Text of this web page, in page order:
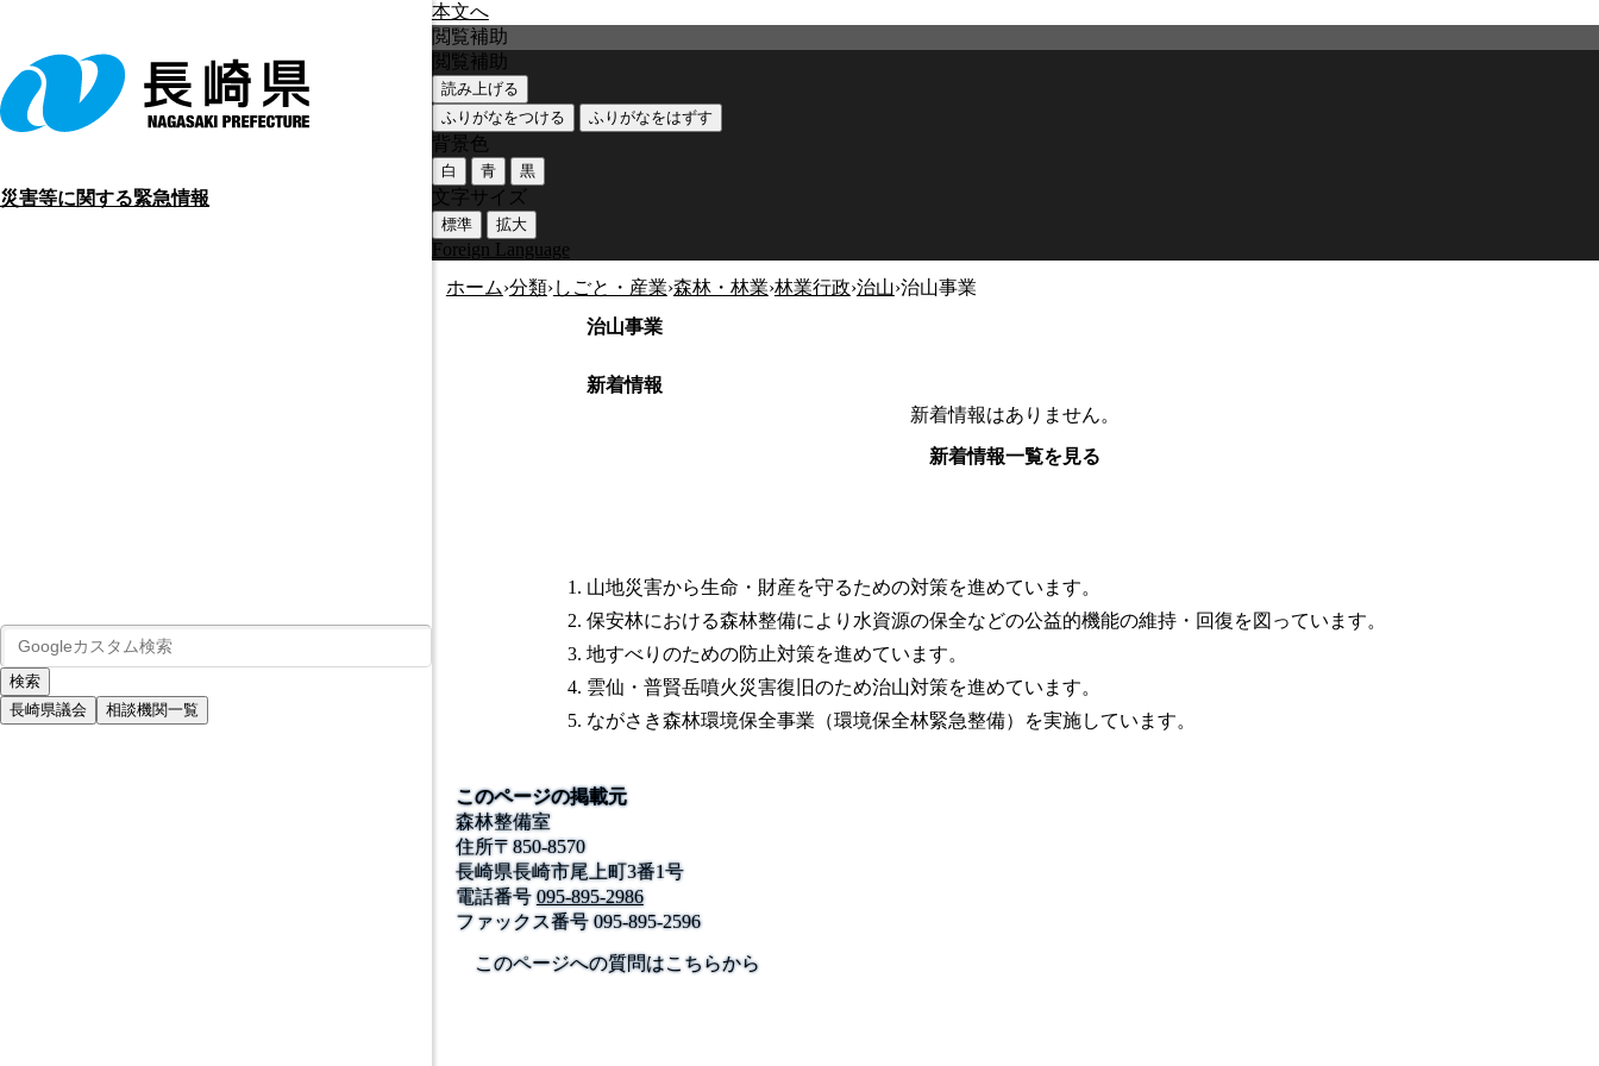
本文へ
災害等に関する緊急情報
長崎県議会 相談機関一覧
閲覧補助
閲覧補助
読み上げる
ふりがなをつける
ふりがなをはずす
背景色
白 青 黒
文字サイズ
標準 拡大
Foreign Language
ホーム›分類›しごと・産業›森林・林業›林業行政›治山›治山事業
治山事業
新着情報
新着情報はありません。
新着情報一覧を見る
山地災害から生命・財産を守るための対策を進めています。
保安林における森林整備により水資源の保全などの公益的機能の維持・回復を図っています。
地すべりのための防止対策を進めています。
雲仙・普賢岳噴火災害復旧のため治山対策を進めています。
ながさき森林環境保全事業（環境保全林緊急整備）を実施しています。
このページの掲載元
森林整備室
住所〒850-8570
長崎県長崎市尾上町3番1号
電話番号 095-895-2986
ファックス番号095-895-2596
このページへの質問はこちらから
公式SNS
このサイトについて
長崎県庁